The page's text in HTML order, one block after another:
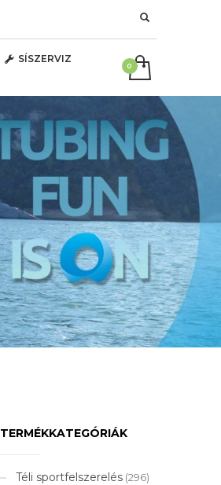
SÍSZERVIZ
TERMÉKKATEGÓRIÁK
Téli sportfelszerelés (296)